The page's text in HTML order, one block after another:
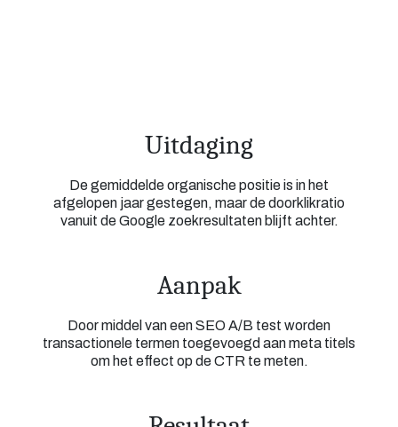
Uitdaging
De gemiddelde organische positie is in het
afgelopen jaar gestegen, maar de doorklikratio
vanuit de Google zoekresultaten blijft achter.
Aanpak
Door middel van een SEO A/B test worden
transactionele termen toegevoegd aan meta titels
om het effect op de CTR te meten.